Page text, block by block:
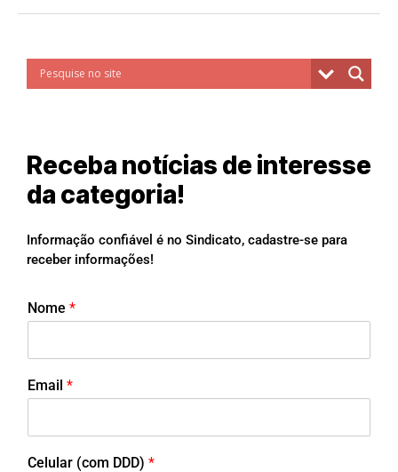
Receba notícias de interesse
da categoria!
Informação confiável é no Sindicato, cadastre-se para
receber informações!
Nome *
Email *
Celular (com DDD) *